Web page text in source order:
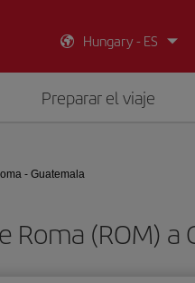
Hungary - ES
Preparar el viaje
- Guatemala
Roma (ROM) a